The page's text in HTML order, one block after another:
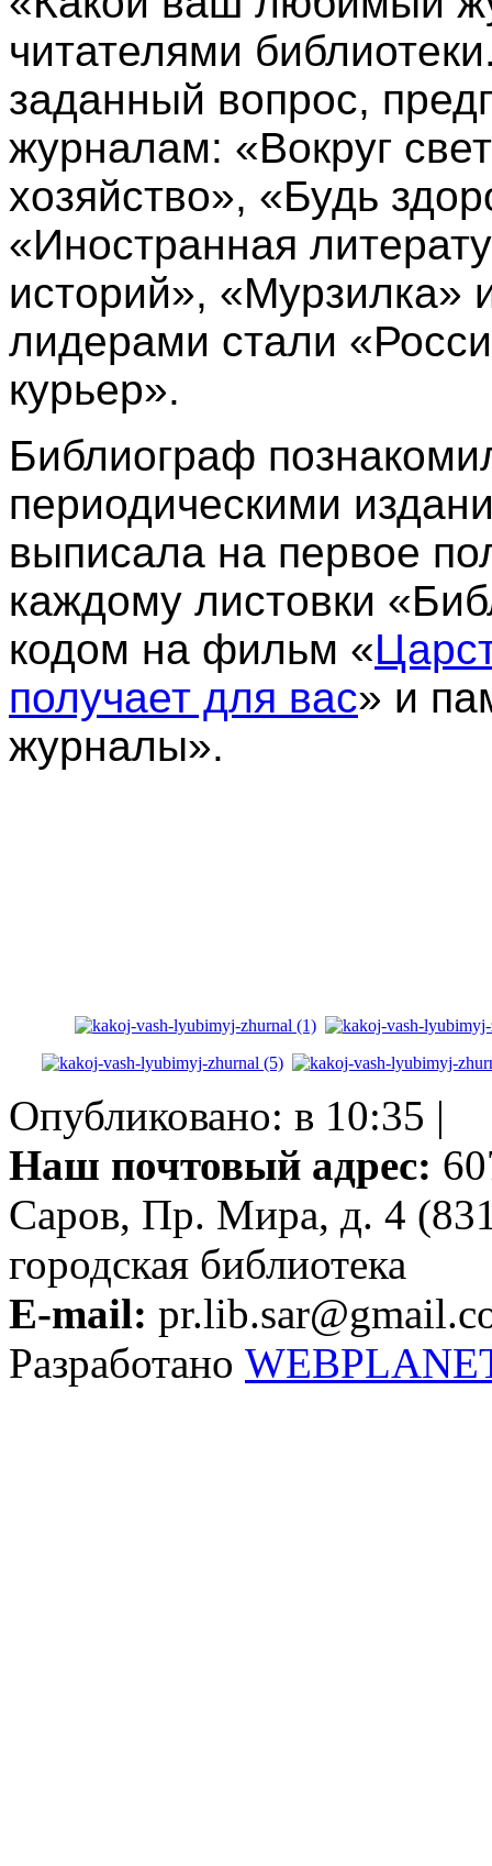
читателями
заданный вопрос,
журналам: «Вокруг
хозяйство», «Будь
«Иностранная
историй», «Мурзилка»
лидерами стали
курьер».
Библиограф
периодическими
выписала на первое
каждому листовки
кодом на фильм «
получает для вас» и
журналы».
Опубликовано: в 10:35 |
Наш почтовый адрес:
Саров, Пр. Мира, д. 4
городская библиотека
E-mail:
Разработано